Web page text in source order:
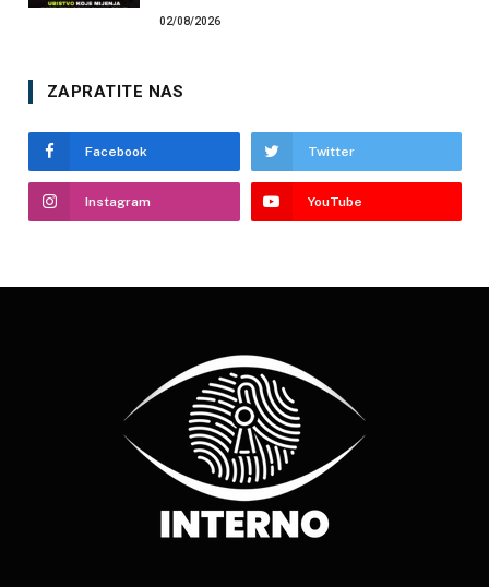
02/08/2026
ZAPRATITE NAS
Facebook Twitter
Instagram YouTube